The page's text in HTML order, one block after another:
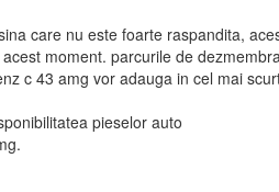
care nu este foarte raspandita,
moment. parcurile de
c 43 amg vor adauga in cel mai
pieselor auto